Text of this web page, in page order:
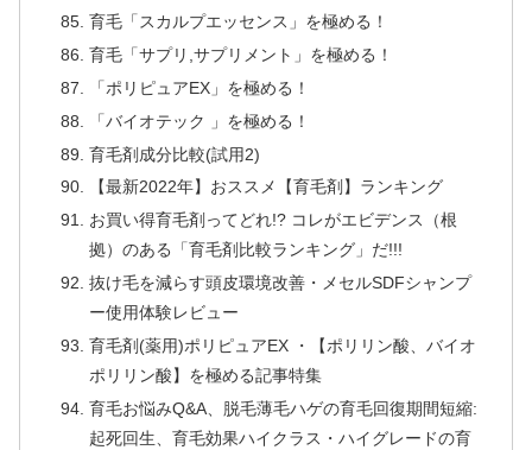
育毛「スカルプエッセンス」を極める！
育毛「サプリ,サプリメント」を極める！
「ポリピュアEX」を極める！
「バイオテック 」を極める！
育毛剤成分比較(試用2)
【最新2022年】おススメ【育毛剤】ランキング
お買い得育毛剤ってどれ!? コレがエビデンス（根
拠）のある「育毛剤比較ランキング」だ!!!
抜け毛を減らす頭皮環境改善・メセルSDFシャンプ
ー使用体験レビュー
育毛剤(薬用)ポリピュアEX ・【ポリリン酸、バイオ
ポリリン酸】を極める記事特集
育毛お悩みQ&A、脱毛薄毛ハゲの育毛回復期間短縮:
起死回生、育毛効果ハイクラス・ハイグレードの育